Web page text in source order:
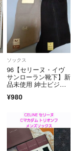
ソックス
96【セリーヌ・イヴ
サンローラン靴下】新
品未使用 紳士ビジネ
¥980